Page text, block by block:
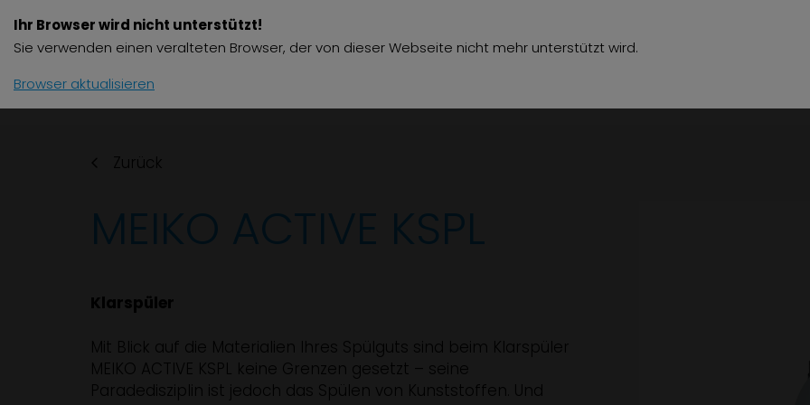
Produkte Zubehör Über uns Jobs
Zurück
MEIKO ACTIVE KSPL
Klarspüler
Mit Blick auf die Materialien Ihres Spülguts sind beim Klarspüler
MEIKO ACTIVE KSPL keine Grenzen gesetzt – seine
Paradedisziplin ist jedoch das Spülen von Kunststoffen. Und
Ihr Browser wird nicht unterstützt!
Sie verwenden einen veralteten Browser, der von dieser Webseite nicht mehr unterstützt wird.
Browser aktualisieren